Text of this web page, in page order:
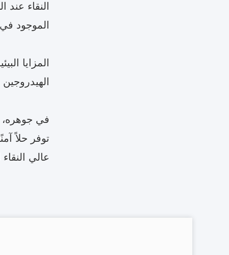
النقاء
الموجود
المزايا
في جوهره،
توفر حلاً
عالي